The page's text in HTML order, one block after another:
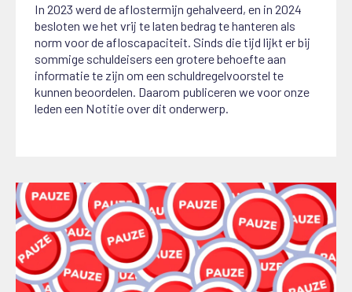
In 2023 werd de aflostermijn gehalveerd, en in 2024
besloten we het vrij te laten bedrag te hanteren als
norm voor de afloscapaciteit. Sinds die tijd lijkt er bij
sommige schuldeisers een grotere behoefte aan
informatie te zijn om een schuldregelvoorstel te
kunnen beoordelen. Daarom publiceren we voor onze
leden een Notitie over dit onderwerp.